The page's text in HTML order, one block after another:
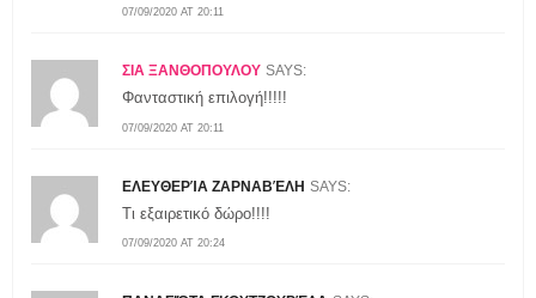
07/09/2020 AT 20:11
ΣΙΑ ΞΑΝΘΟΠΟΥΛΟΥ SAYS:
07/09/2020 AT 20:11
Φανταστική επιλογή!!!!!
ΕΛΕΥΘΕΡΊΑ ΖΑΡΝΑΒΈΛΗ SAYS:
07/09/2020 AT 20:24
Τι εξαιρετικό δώρο!!!!